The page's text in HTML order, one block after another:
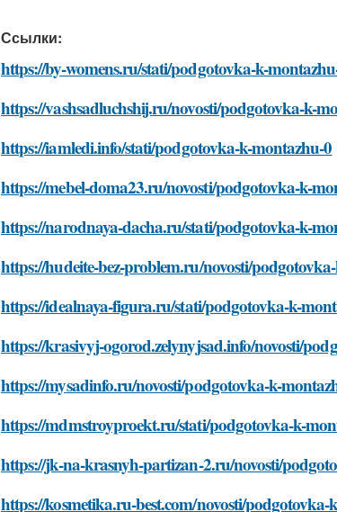
Ссылки:
https://by-womens.ru/stati/podgotovka-k-
https://vashsadluchshij.ru/novosti/podgotovka-k-
https://iamledi.info/stati/podgotovka-k-montazhu-0
https://mebel-doma23.ru/novosti/podgotovka-k-
https://narodnaya-dacha.ru/stati/podgotovka-k-
https://hudeite-bez-problem.ru/novosti/
https://idealnaya-figura.ru/stati/podgotovka-k-
https://krasivyj-ogorod.zelynyjsad.info/novosti/
https://mysadinfo.ru/novosti/podgotovka-k-
https://mdmstroyproekt.ru/stati/podgotovka-k-
https://jk-na-krasnyh-partizan-2.ru/novosti/
https://kosmetika.ru-best.com/novosti/